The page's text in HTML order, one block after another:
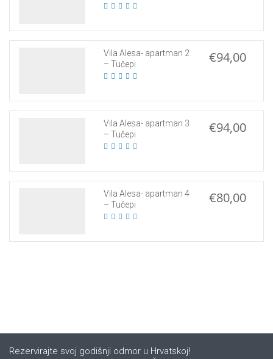
Vila Alesa- apartman 2
– Tučepi
€94,00
Vila Alesa- apartman 3
– Tučepi
€94,00
Vila Alesa- apartman 4
– Tučepi
€80,00
Rezervirajte svoj godišnji odmor u Hrvatskoj!